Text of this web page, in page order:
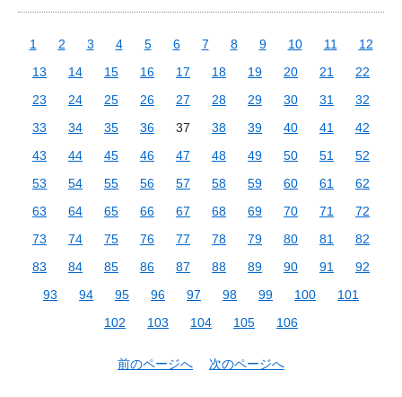
1 2 3 4 5 6 7 8 9 10 11
12
13
14 15 16 17 18 19 20 21
22
23
24 25 26 27 28 29 30 31
32
33
34 35 36 37 38 39 40 41
42
43
44 45 46 47 48 49 50 51
52
53
54 55 56 57 58 59 60 61
62
63
64 65 66 67 68 69 70 71
72
73
74 75 76 77 78 79 80 81
82
83
84 85 86 87 88 89 90 91
92
93
94 95 96 97 98 99 100
101
102
103 104 105 106
前のページへ 次のページへ